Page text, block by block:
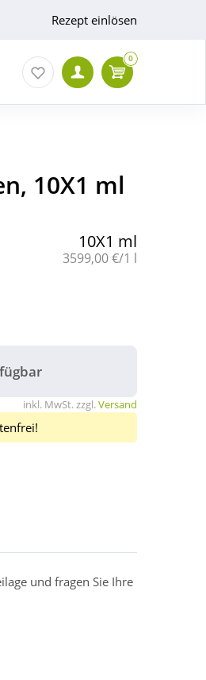
Rezept einlösen
0
10X1 ml
10X1 ml
Grundpreis:
3599,00 €/1 l
inkl. MwSt. zzgl.Versand
und fragen Sie Ihre